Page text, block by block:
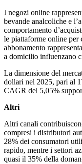
I negozi online
bevande analcoliche e
comportamento
le piattaforme online per
abbonamento
a domicilio influenzano
La dimensione del
dollari nel 2025, pari al
CAGR del 5,05%
Altri
Altri canali
compresi i distributori
28% dei consumatori
rapido, mentre i settori
quasi il 35% della